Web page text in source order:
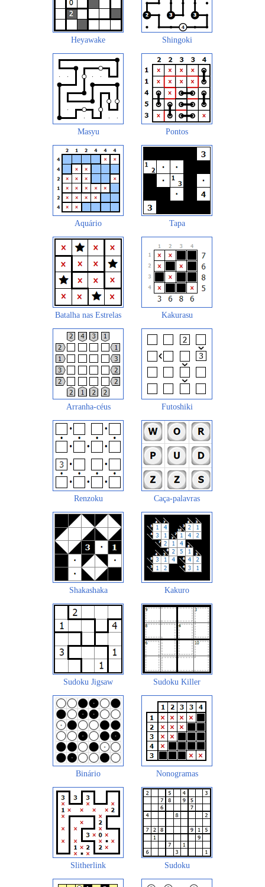
Heyawake Shingoki
Masyu Pontos
Aquário Tapa
Batalha nas Estrelas Kakurasu
Arranha-céus Futoshiki
Renzoku Caça-palavras
Shakashaka Kakuro
Sudoku Jigsaw Sudoku Killer
Binário Nonogramas
Slitherlink Sudoku